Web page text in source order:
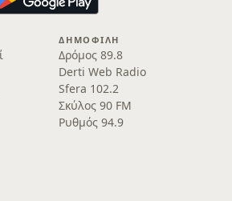
ΔΗΜΟΦΙΛΉ
Δρόμος 89.8
Derti Web Radio
Sfera 102.2
Σκύλος 90 FM
Ρυθμός 94.9